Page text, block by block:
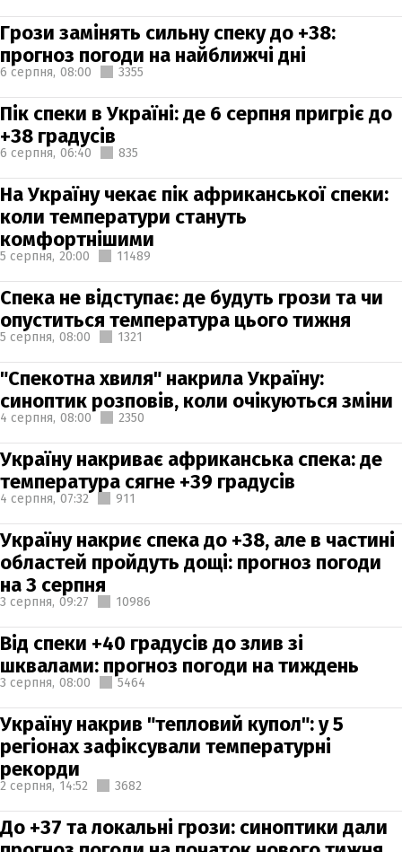
Грози замінять сильну спеку до +38:
прогноз погоди на найближчі дні
6 серпня, 08:00 3355
Пік спеки в Україні: де 6 серпня пригріє до
+38 градусів
6 серпня, 06:40 835
На Україну чекає пік африканської спеки:
коли температури стануть
комфортнішими
5 серпня, 20:00 11489
Спека не відступає: де будуть грози та чи
опуститься температура цього тижня
5 серпня, 08:00 1321
"Спекотна хвиля" накрила Україну:
синоптик розповів, коли очікуються зміни
4 серпня, 08:00 2350
Україну накриває африканська спека: де
температура сягне +39 градусів
4 серпня, 07:32 911
Україну накриє спека до +38, але в частині
областей пройдуть дощі: прогноз погоди
на 3 серпня
3 серпня, 09:27 10986
Від спеки +40 градусів до злив зі
шквалами: прогноз погоди на тиждень
3 серпня, 08:00 5464
Україну накрив "тепловий купол": у 5
регіонах зафіксували температурні
рекорди
2 серпня, 14:52 3682
До +37 та локальні грози: синоптики дали